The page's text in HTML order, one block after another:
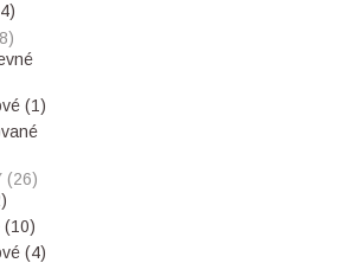
(1)
(26)
(10)
(4)